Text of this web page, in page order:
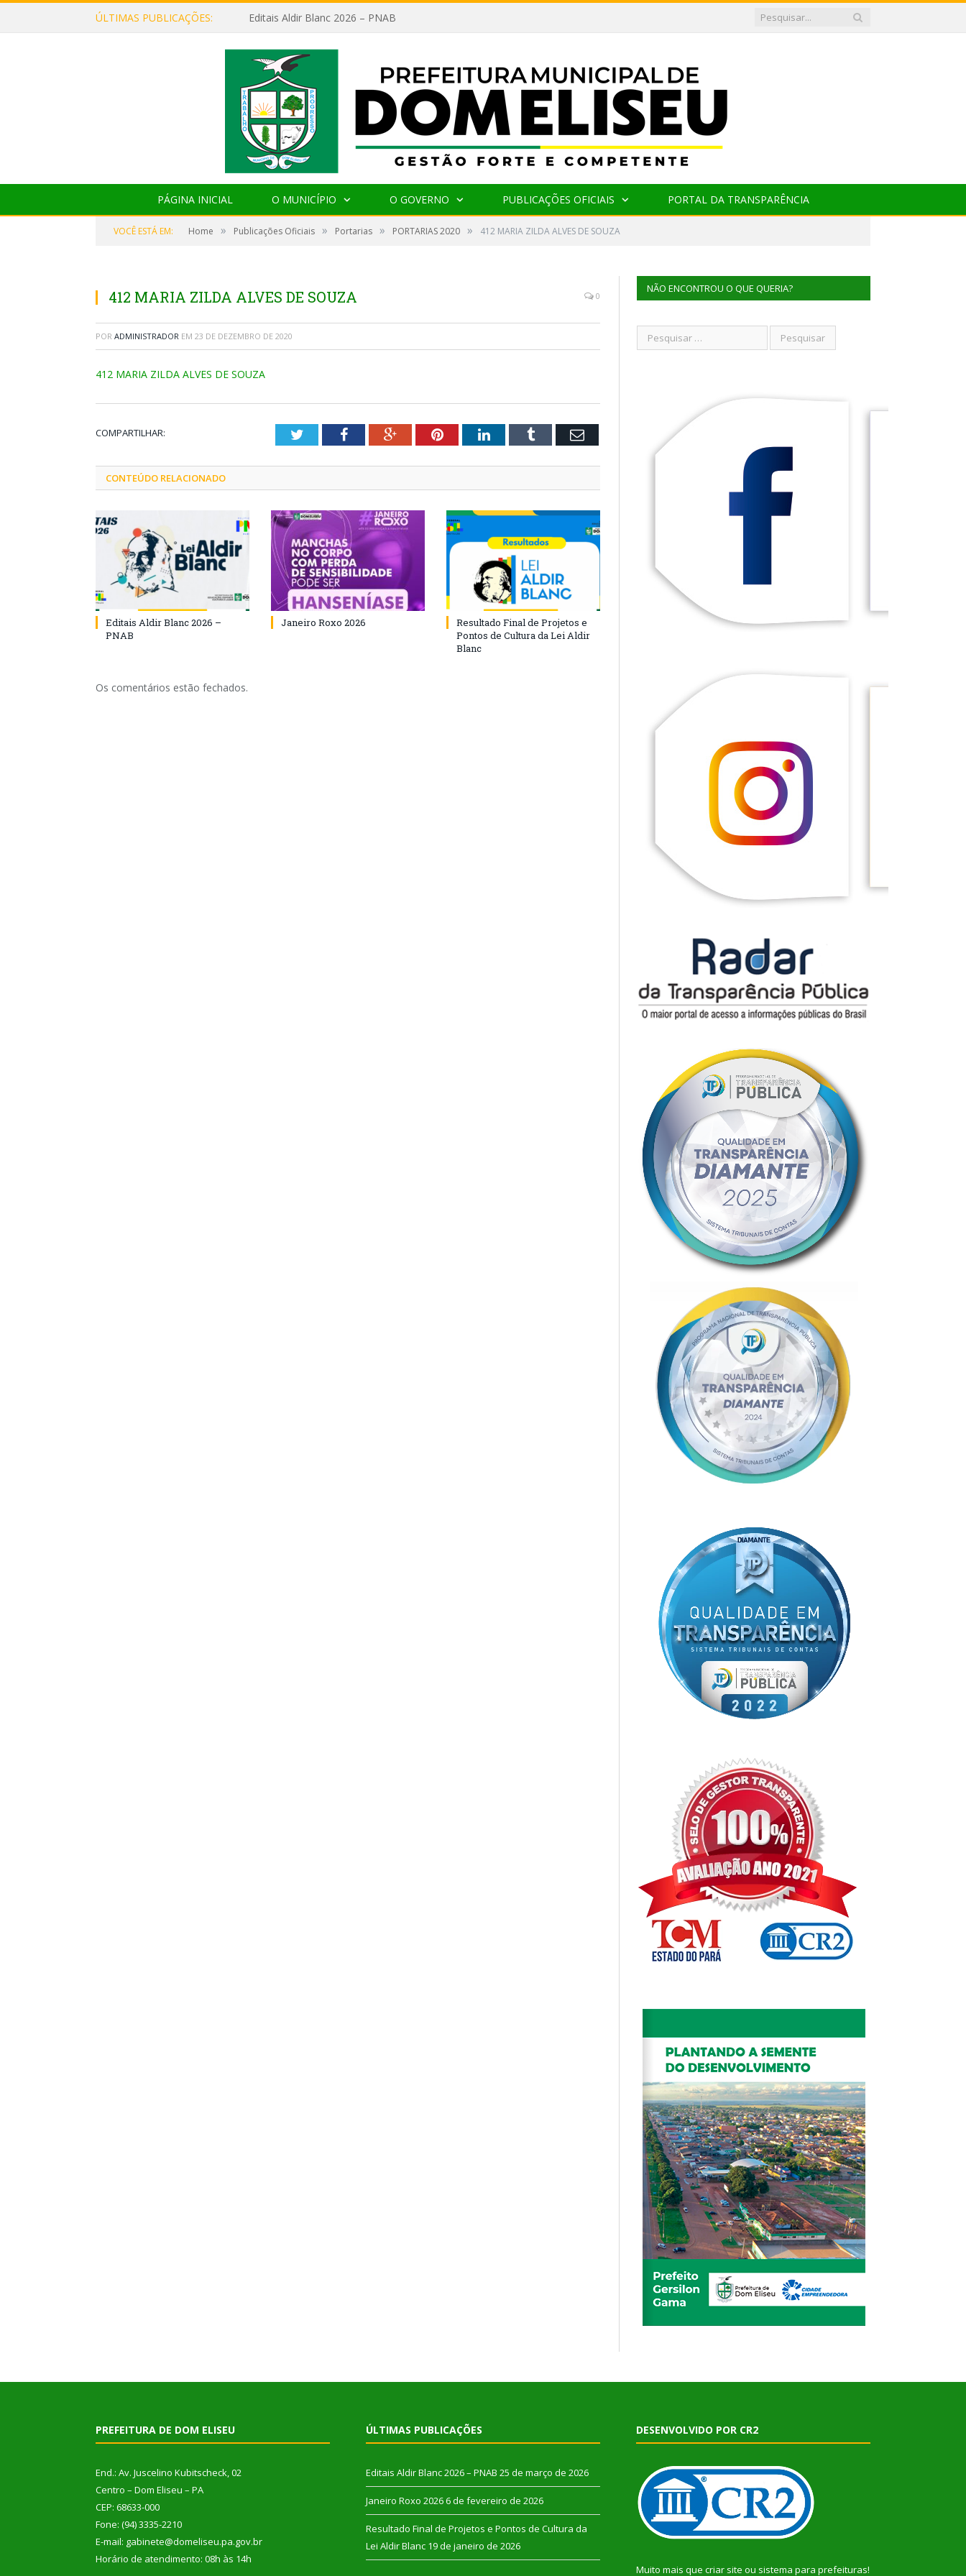
ÚLTIMAS PUBLICAÇÕES: Editais Aldir Blanc 2026 – PNAB
PÁGINA INICIAL O MUNICÍPIO O GOVERNO PUBLICAÇÕES OFICIAIS PORTAL DA TRANSPARÊNCIA
VOCÊ ESTÁ EM: Home » Publicações Oficiais » Portarias » PORTARIAS 2020 » 412 MARIA ZILDA ALVES DE SOUZA
412 MARIA ZILDA ALVES DE SOUZA 0
POR ADMINISTRADOR EM 23 DE DEZEMBRO DE 2020
412 MARIA ZILDA ALVES DE SOUZA
COMPARTILHAR: TwitterFacebookGoogle+PinterestLinkedInTumblr Email
CONTEÚDO RELACIONADO
Editais Aldir Blanc 2026 –
PNAB
Janeiro Roxo 2026
Resultado Final de Projetos e
Pontos de Cultura da Lei Aldir
Blanc
Os comentários estão fechados.
NÃO ENCONTROU O QUE QUERIA?
PREFEITURA DE DOM ELISEU
End.: Av. Juscelino Kubitscheck, 02
Centro – Dom Eliseu – PA
CEP: 68633-000
Fone: (94) 3335-2210
E-mail: gabinete@domeliseu.pa.gov.br
Horário de atendimento: 08h às 14h
ÚLTIMAS PUBLICAÇÕES
Editais Aldir Blanc 2026 – PNAB 25 de março de 2026
Janeiro Roxo 2026 6 de fevereiro de 2026
Resultado Final de Projetos e Pontos de Cultura da
Lei Aldir Blanc 19 de janeiro de 2026
DESENVOLVIDO POR CR2
Muito mais que criar site ou sistema para prefeituras!